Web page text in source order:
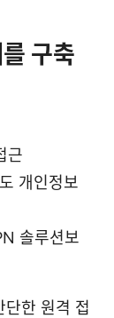
구축
근
개인정보
솔루션보
단한 원격 접